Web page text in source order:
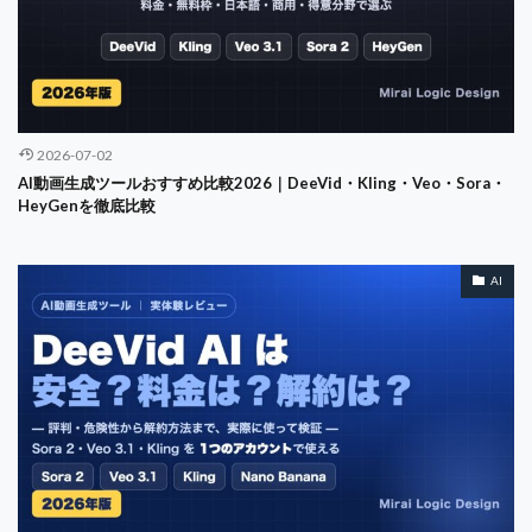
2026-07-02
AI動画生成ツールおすすめ比較2026｜DeeVid・Kling・Veo・Sora・
HeyGenを徹底比較
AI